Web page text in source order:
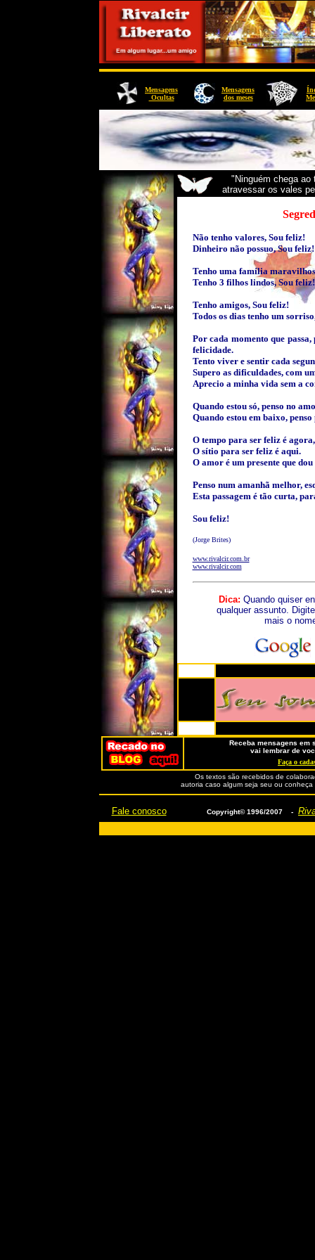
Mensagens
Ocultas
Mensagens
dos meses
"Ninguém chega ao
atravessar os vales
Não tenho valores, Sou feliz!
Dinheiro não possuo, Sou feliz!
Tenho uma família
Tenho 3 filhos lindos, Sou feliz!
Tenho amigos, Sou feliz!
Todos os dias tenho um
Por cada momento que
felicidade.
Tento viver e sentir cada
Supero as dificuldades, com
Aprecio a minha vida sem a
Quando estou só, penso no
Quando estou em baixo,
O tempo para ser feliz é agora,
O sítio para ser feliz é aqui.
O amor é um presente que
Penso num amanhã melhor,
Esta passagem é tão curta,
Sou feliz!
(Jorge Brites)
www.rivalcir.com.br
www.rivalcir.com
Dica: Quando quiser
qualquer assunto.
mais o
Receba mensagens em
vai lembrar de
Faça o
Os textos são recebidos de
autoria caso algum seja seu ou
Fale conosco Copyright© 1996/2007 -